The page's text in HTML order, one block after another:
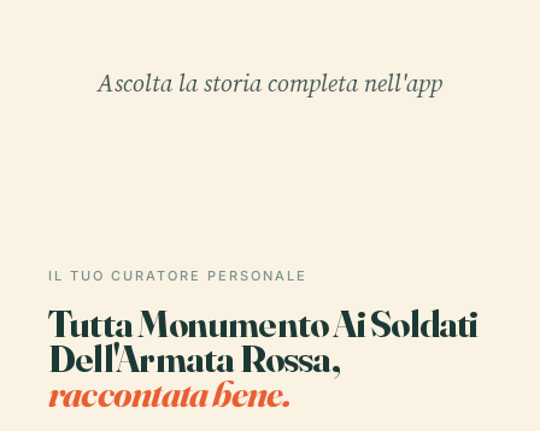
Ascolta la storia completa nell'app
IL TUO CURATORE PERSONALE
Tutta Monumento Ai Soldati
Dell'Armata Rossa,
raccontata bene.